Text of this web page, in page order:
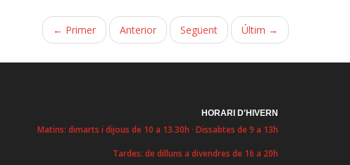
← Primer Anterior Següent Últim →
HORARI D'HIVERN
Matins: dimarts i dijous de 10 a 13.30h · Dissabtes de 9 a 13h
Tardes: de dilluns a divendres de 16 a 20h